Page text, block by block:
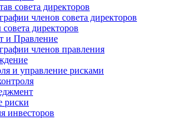
совета директоров
членов совета директоров
директоров
и Правление
членов правления
и управление рисками
риски
инвесторов